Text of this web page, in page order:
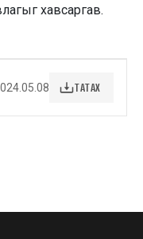
хавсаргав.
ТАТАХ